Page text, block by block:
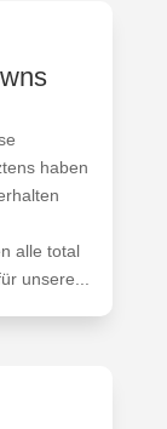
haben
alle total
unsere...